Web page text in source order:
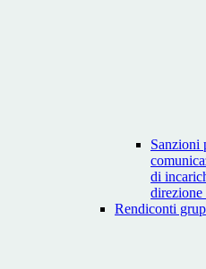
Sanzioni
di
Rendiconti